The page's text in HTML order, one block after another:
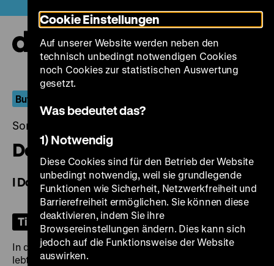
zum
Seiteninhalt
springen
But Elsewhere Is Always Better
Sonntag, 14. Dezember 2025, 18.00 Uhr
De eso no se habla
I Don't Want to Talk About It
Tickets
In der Kleinstadt San José de los Altares in Argentinien
lebt die kleinwüchsige Frau Charlotte mit ihrer
Cookie Einstellungen
Auf unserer Website werden neben den
technisch unbedingt notwendigen Cookies
noch Cookies zur statistischen Auswertung
gesetzt.
Was bedeutet das?
1) Notwendig
Diese Cookies sind für den Betrieb der Website
unbedingt notwendig, weil sie grundlegende
Funktionen wie Sicherheit, Netzwerkfreiheit und
Barrierefreiheit ermöglichen. Sie können diese
deaktivieren, indem Sie ihre
Browsereinstellungen ändern. Dies kann sich
jedoch auf die Funktionsweise der Website
auswirken.